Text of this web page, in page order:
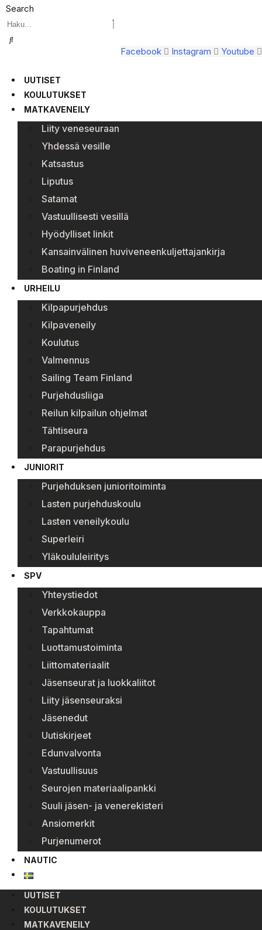
Search
Facebook Instagram Youtube
UUTISET
KOULUTUKSET
MATKAVENEILY
Liity veneseuraan
Yhdessä vesille
Katsastus
Liputus
Satamat
Vastuullisesti vesillä
Hyödylliset linkit
Kansainvälinen huviveneenkuljettajankirja
Boating in Finland
URHEILU
Kilpapurjehdus
Kilpaveneily
Koulutus
Valmennus
Sailing Team Finland
Purjehdusliiga
Reilun kilpailun ohjelmat
Tähtiseura
Parapurjehdus
JUNIORIT
Purjehduksen junioritoiminta
Lasten purjehduskoulu
Lasten veneilykoulu
Superleiri
Yläkoululeiritys
SPV
Yhteystiedot
Verkkokauppa
Tapahtumat
Luottamustoiminta
Liittomateriaalit
Jäsenseurat ja luokkaliitot
Liity jäsenseuraksi
Jäsenedut
Uutiskirjeet
Edunvalvonta
Vastuullisuus
Seurojen materiaalipankki
Suuli jäsen- ja venerekisteri
Ansiomerkit
Purjenumerot
NAUTIC
UUTISET
KOULUTUKSET
MATKAVENEILY